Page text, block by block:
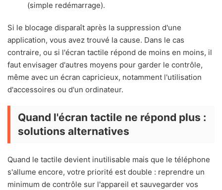
(simple redémarrage).
Si le blocage disparaît après la suppression d'une
application, vous avez trouvé la cause. Dans le cas
contraire, ou si l'écran tactile répond de moins en moins, il
faut envisager d'autres moyens pour garder le contrôle,
même avec un écran capricieux, notamment l'utilisation
d'accessoires ou d'un ordinateur.
Quand l'écran tactile ne répond plus :
solutions alternatives
Quand le tactile devient inutilisable mais que le téléphone
s'allume encore, votre priorité est double : reprendre un
minimum de contrôle sur l'appareil et sauvegarder vos